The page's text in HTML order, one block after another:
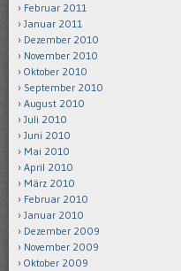
Februar 2011
Januar 2011
Dezember 2010
November 2010
Oktober 2010
September 2010
August 2010
Juli 2010
Juni 2010
Mai 2010
April 2010
März 2010
Februar 2010
Januar 2010
Dezember 2009
November 2009
Oktober 2009